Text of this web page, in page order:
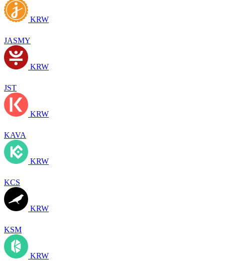
KRW
JASMY
KRW
JST
KRW
KAVA
KRW
KCS
KRW
KSM
KRW